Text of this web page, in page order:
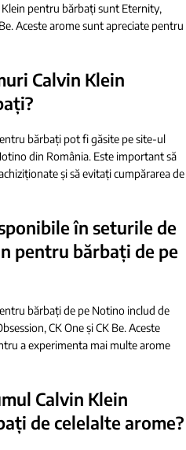
pentru bărbați sunt Eternity,
Aceste arome sunt apreciate pentru
Calvin Klein
bărbați pot fi găsite pe site-ul
din România. Este important să
și să evitați cumpărarea de
în seturile de
pentru bărbați de pe
bărbați de pe Notino includ de
CK One și CK Be. Aceste
a experimenta mai multe arome
Calvin Klein
de celelalte arome?